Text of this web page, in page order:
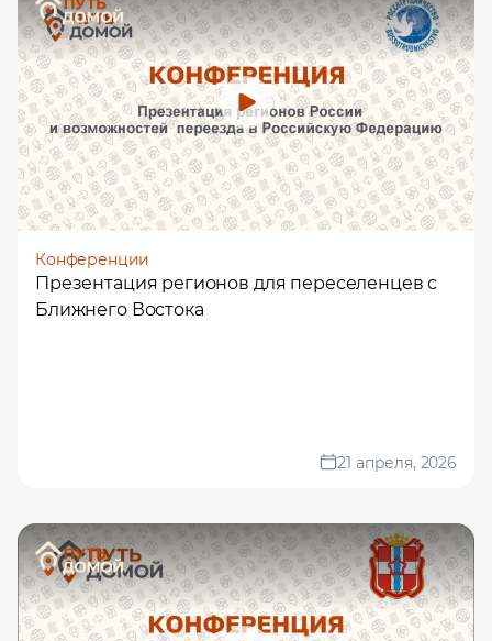
Конференции
Презентация регионов для переселенцев с
Ближнего Востока
21 апреля, 2026